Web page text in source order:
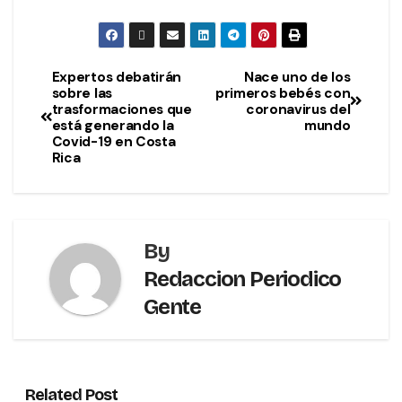
Nace uno de los
primeros bebés con
coronavirus del
mundo
Expertos debatirán
sobre las
trasformaciones que
está generando la
Covid-19 en Costa
Rica
By
Redaccion Periodico
Gente
Related Post